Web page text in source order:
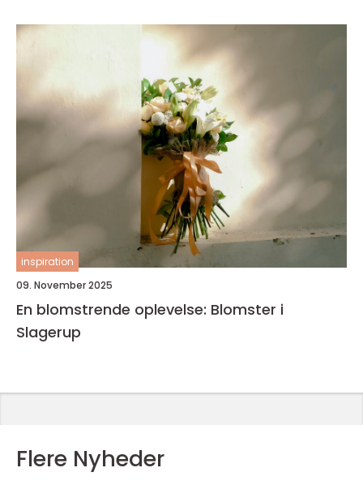
inspiration
09. November 2025
En blomstrende oplevelse: Blomster i
Slagerup
Flere Nyheder